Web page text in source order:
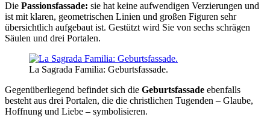
Die Passionsfassade: sie hat keine aufwendigen Verzierungen und
ist mit klaren, geometrischen Linien und großen Figuren sehr
übersichtlich aufgebaut ist. Gestützt wird Sie von sechs schrägen
Säulen und drei Portalen.
La Sagrada Familia: Geburtsfassade.
Gegenüberliegend befindet sich die Geburtsfassade ebenfalls
besteht aus drei Portalen, die die christlichen Tugenden – Glaube,
Hoffnung und Liebe – symbolisieren.